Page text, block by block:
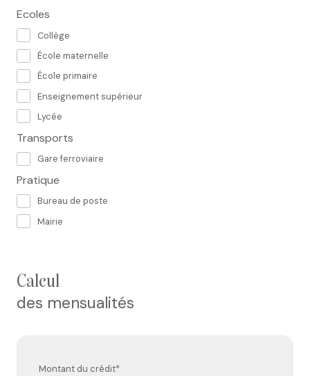
Ecoles
Collège
École maternelle
École primaire
Enseignement supérieur
Lycée
Transports
Gare ferroviaire
Pratique
Bureau de poste
Mairie
calcul
des mensualités
Montant du crédit*